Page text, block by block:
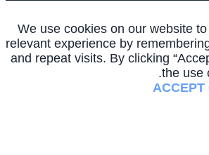
We use cookies on our website
relevant experience by
and repeat visits. By clicking
the use
ACCEPT